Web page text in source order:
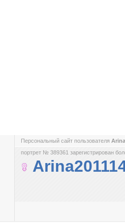
Персональный сайт пользователя
портрет № 389361 зарегистрирован